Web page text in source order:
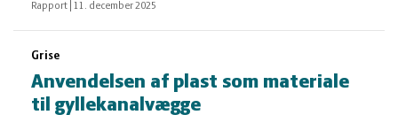
Rapport 11. december 2025
Grise
Anvendelsen af plast som materiale
til gyllekanalvægge